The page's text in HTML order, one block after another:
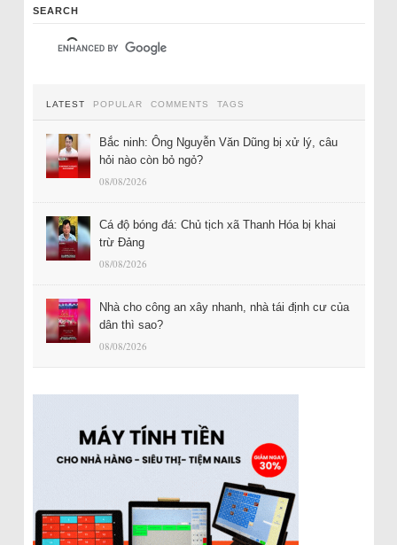
SEARCH
LATEST POPULAR COMMENTS TAGS
Bắc ninh: Ông Nguyễn Văn Dũng bị xử lý, câu
hỏi nào còn bỏ ngỏ?
08/08/2026
Cá độ bóng đá: Chủ tịch xã Thanh Hóa bị khai
trừ Đảng
08/08/2026
Nhà cho công an xây nhanh, nhà tái định cư của
dân thì sao?
08/08/2026